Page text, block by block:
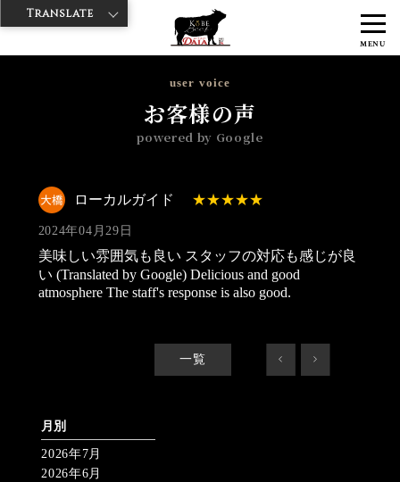
MENU
神戸牛ダイヤ > 神戸牛ダイア グランスタ八重洲店 Googleレビュー
user voice
お客様の声
powered by Google
ローカルガイド
2024年04月29日
美味しい雰囲気も良い スタッフの対応も感じが良
い (Translated by Google) Delicious and good
atmosphere The staff's response is also good.
一覧 < >
月別
2026年7月
2026年6月
Translate